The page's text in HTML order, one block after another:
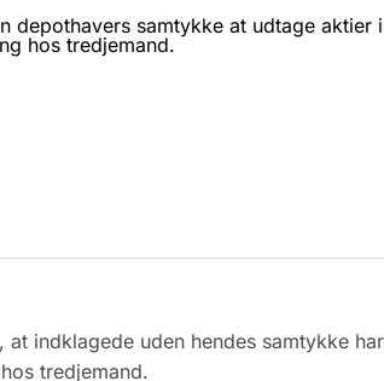
depothavers samtykke at udtage aktier
hos tredjemand.
indklagede uden hendes samtykke
tredjemand.